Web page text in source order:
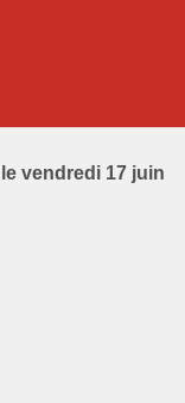
vendredi 17 juin